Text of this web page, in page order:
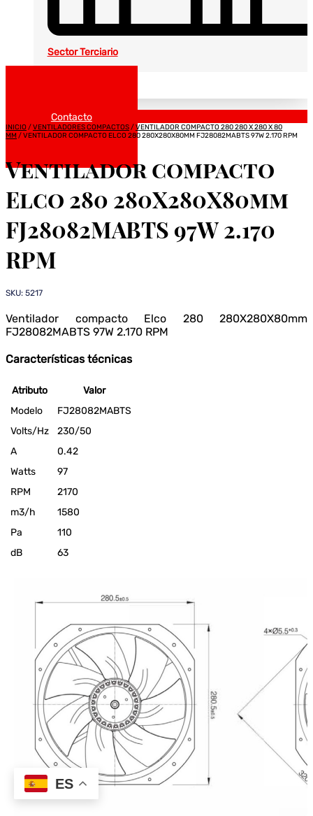
Sector Terciario
Contacto
INICIO/VENTILADORES COMPACTOS/VENTILADOR COMPACTO 280 280 X 280 X 80
MM / VENTILADOR COMPACTO ELCO 280 280X280X80MM FJ28082MABTS 97W 2.170 RPM
Ventilador compacto
Elco 280 280X280X80mm
FJ28082MABTS 97W 2.170
RPM
SKU: 5217
Ventilador compacto Elco 280 280X280X80mm
FJ28082MABTS 97W 2.170 RPM
Características técnicas
Atributo
Valor
Modelo
FJ28082MABTS
Volts/Hz
230/50
A
0.42
Watts
97
RPM
2170
m3/h
1580
Pa
110
dB
63
ES